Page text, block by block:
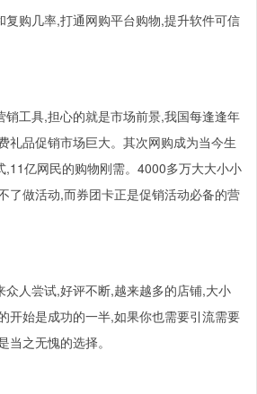
购几率,打通网购平台购物,提升软件可信
工具,担心的就是市场前景,我国每逢逢年
礼品促销市场巨大。其次网购成为当今生
,11亿网民的购物刚需。 4000多万大大小小
了做活动,而券团卡正是促销活动必备的营
众人尝试,好评不断,越来越多的店铺,大小
开始是成功的一半,如果你也需要引流需要
当之无愧的选择。